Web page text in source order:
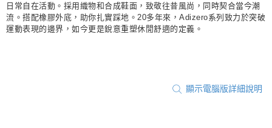
日常自在活動。採用織物和合成鞋面，致敬往昔風尚，同時契合當今潮
流。搭配橡膠外底，助你扎實踩地。20多年來，Adizero系列致力於突破
運動表現的邊界，如今更是銳意重塑休閒舒適的定義。
顯示電腦版詳細說明